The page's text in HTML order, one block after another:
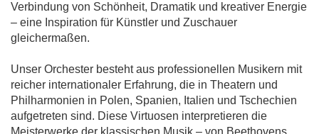
Verbindung von Schönheit, Dramatik und kreativer Energie
– eine Inspiration für Künstler und Zuschauer
gleichermaßen.
Unser Orchester besteht aus professionellen Musikern mit
reicher internationaler Erfahrung, die in Theatern und
Philharmonien in Polen, Spanien, Italien und Tschechien
aufgetreten sind. Diese Virtuosen interpretieren die
Meisterwerke der klassischen Musik – von Beethovens